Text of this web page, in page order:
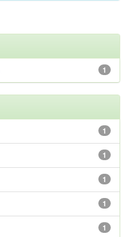
1
1
1
1
1
1